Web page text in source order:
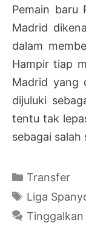
Pemain baru
Madrid
dalam
Hampir tiap
Madrid yang
dijuluki
tentu tak
sebagai salah
Kategori
Transfer
Tag
Liga